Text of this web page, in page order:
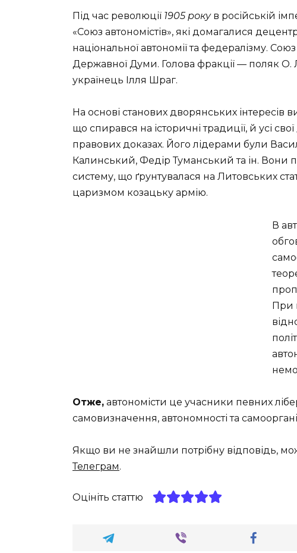
Під час революції 1905 рокув російській
«Союз автономістів», які домагалися
національної автономії та федералізму.
Державної Думи. Голова фракції — поляк
українець Ілля Шраг.
На основі станових дворянських інтересів
що спирався на історичні традиції, й усі
правових доказах. Його лідерами були
Калинський, Федір Туманський та ін. Вони
систему, що ґрунтувалася на Литовських
царизмом козацьку армію.
В
При
Отже, автономісти це учасники певних
самовизначення, автономності та
Якщо ви не знайшли потрібну відповідь,
Телеграм.
Оцініть статтю